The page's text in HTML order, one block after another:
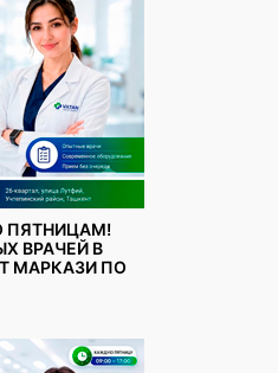
ПЯТНИЦАМ!
ВРАЧЕЙ В
МАРКАЗИ ПО